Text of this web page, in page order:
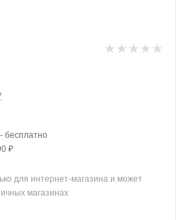
бесплатно
₽
для интернет-магазина и может
магазинах